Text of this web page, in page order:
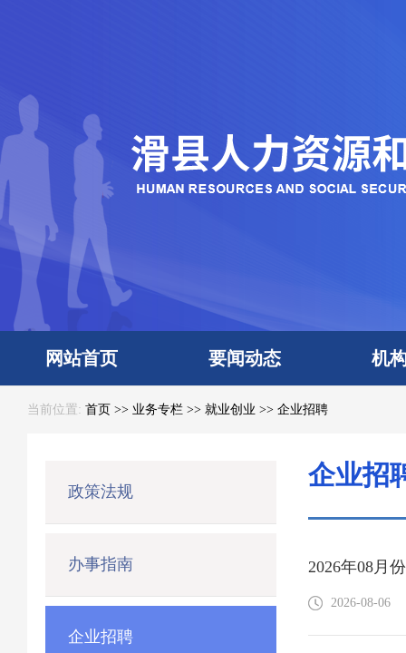
网站首页 要闻动态 机
当前位置: 首页 >> 业务专栏 >> 就业创业 >> 企业招聘
政策法规
办事指南
企业招聘
企业招
2026年08月
2026-08-06